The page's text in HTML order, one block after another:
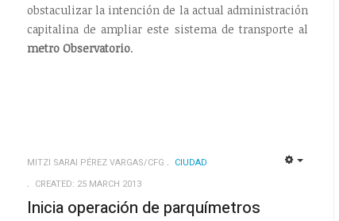
obstaculizar la intención de la actual administración
capitalina de ampliar este sistema de transporte al
metro Observatorio.
MITZI SARAI PÉREZ VARGAS/CFG
CIUDAD
CREATED: 25 MARCH 2013
Inicia operación de parquímetros